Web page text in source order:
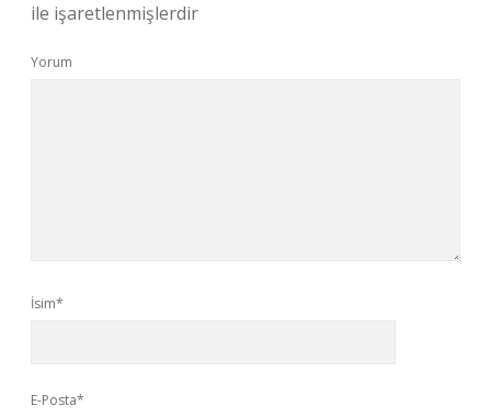
ile işaretlenmişlerdir
Yorum
İsim*
E-Posta*